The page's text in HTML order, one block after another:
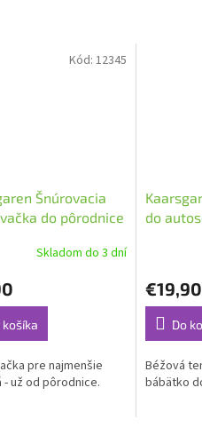
Šnúrovacia
do pôrodnice
Skladom do 3 dní
košíka
pre najmenšie
- už od pôrodnice.
Kód: 12345
do
€19,90
Do
Béžová
bábätko